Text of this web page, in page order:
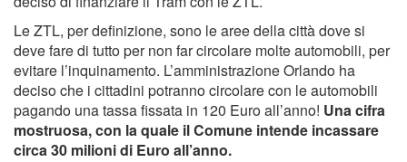
Le ZTL, per definizione, sono le aree della città dove si
deve fare di tutto per non far circolare molte automobili, per
evitare l’inquinamento. L’amministrazione Orlando ha
deciso che i cittadini potranno circolare con le automobili
pagando una tassa fissata in 120 Euro all’anno! Una cifra
mostruosa, con la quale il Comune intende incassare
circa 30 milioni di Euro all’anno.